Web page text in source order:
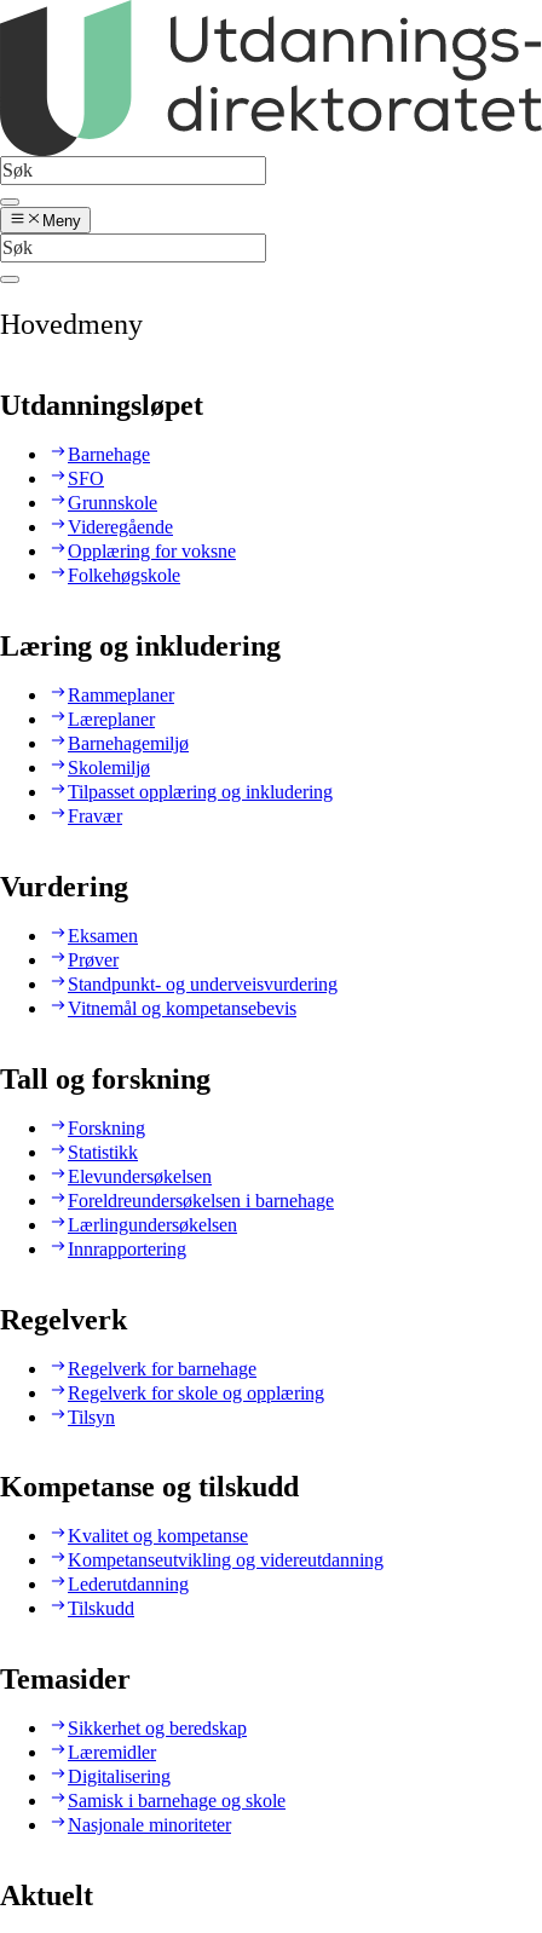
Meny
Hovedmeny
Utdanningsløpet
Barnehage
SFO
Grunnskole
Videregående
Opplæring for voksne
Folkehøgskole
Læring og inkludering
Rammeplaner
Læreplaner
Barnehagemiljø
Skolemiljø
Tilpasset opplæring og inkludering
Fravær
Vurdering
Eksamen
Prøver
Standpunkt- og underveisvurdering
Vitnemål og kompetansebevis
Tall og forskning
Forskning
Statistikk
Elevundersøkelsen
Foreldreundersøkelsen i barnehage
Lærlingundersøkelsen
Innrapportering
Regelverk
Regelverk for barnehage
Regelverk for skole og opplæring
Tilsyn
Kompetanse og tilskudd
Kvalitet og kompetanse
Kompetanseutvikling og videreutdanning
Lederutdanning
Tilskudd
Temasider
Sikkerhet og beredskap
Læremidler
Digitalisering
Samisk i barnehage og skole
Nasjonale minoriteter
Aktuelt